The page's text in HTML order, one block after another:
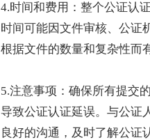
4.时间和费用：整个公证认
时间可能因文件审核、公证
根据文件的数量和复杂性而
5.注意事项：确保所有提交
导致公证认证延误。与公证
良好的沟通，及时了解公证